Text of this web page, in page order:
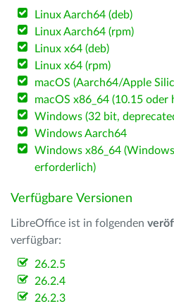
Linux Aarch64 (deb)
Linux Aarch64 (rpm)
Linux x64 (deb)
Linux x64 (rpm)
macOS (Aarch64/Apple
macOS x86_64 (10.15
Windows (32 bit,
Windows Aarch64
Windows x86_64
erforderlich)
Verfügbare Versionen
LibreOffice ist in folgenden
verfügbar:
26.2.5
26.2.4
26.2.3